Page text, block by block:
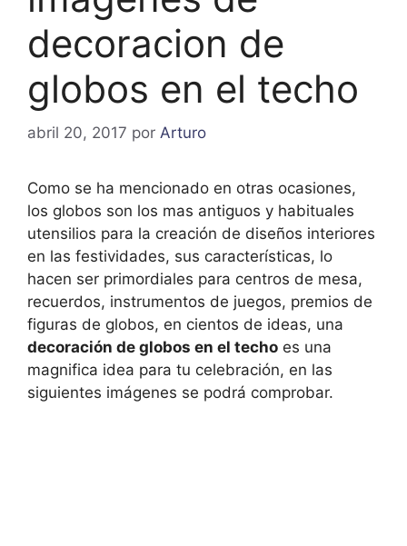
decoracion de
globos en el techo
abril 20, 2017 por Arturo
Como se ha mencionado en otras ocasiones,
los globos son los mas antiguos y habituales
utensilios para la creación de diseños interiores
en las festividades, sus características, lo
hacen ser primordiales para centros de mesa,
recuerdos, instrumentos de juegos, premios de
figuras de globos, en cientos de ideas, una
decoración de globos en el techo es una
magnifica idea para tu celebración, en las
siguientes imágenes se podrá comprobar.